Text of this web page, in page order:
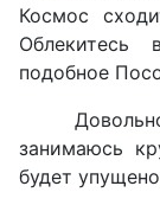
Космос
Облекитесь
подобное
занимаюсь
будет